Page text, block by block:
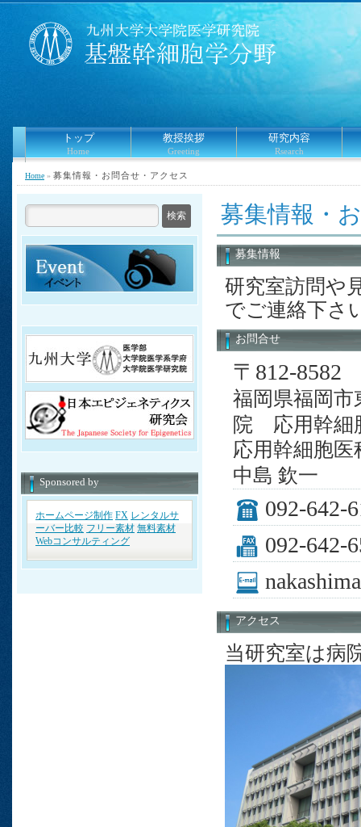
トップ
Home
教授挨拶
Greeting
研究内容
Rsearch
Home » 募集情報・お問合せ・アクセス
募集情報・
募集情報
研究室訪問や
でご連絡下さ
お問合せ
〒812-8582
福岡県福岡
院 応用幹細
応用幹細胞
中島 欽一
092-642-
092-642-
アクセス
当研究室は病
Sponsored by
ホームページ制作 FX レンタルサ
ーバー比較 フリー素材 無料素材
Webコンサルティング